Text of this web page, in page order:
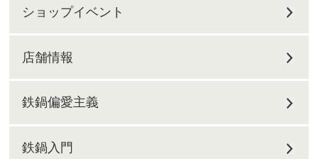
ショップイベント
店舗情報
鉄鍋偏愛主義
鉄鍋入門